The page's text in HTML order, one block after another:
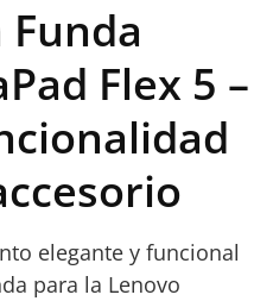
Flex 5 –
elegante y funcional
para la Lenovo